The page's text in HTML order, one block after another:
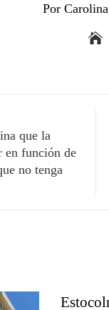
Por
que la
en función de
no tenga